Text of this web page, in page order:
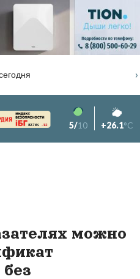
›
82.76% -1.2 5/10 +26.1°C
можно